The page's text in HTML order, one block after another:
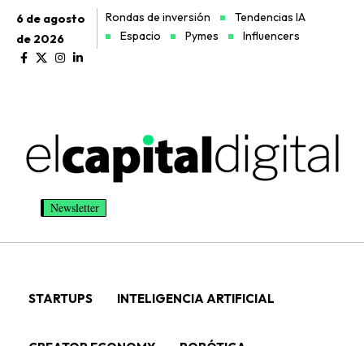
6 de agosto
de 2026
Rondas de inversión
Tendencias IA
Espacio
Pymes Influencers
Newsletter
STARTUPS INTELIGENCIA ARTIFICIAL